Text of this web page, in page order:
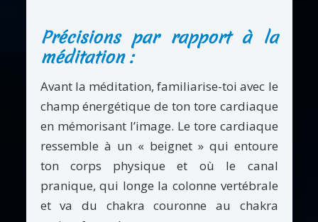
Précisions par rapport à la
méditation :
Avant la méditation, familiarise-toi avec le
champ énergétique de ton tore cardiaque
en mémorisant l’image. Le tore cardiaque
ressemble à un « beignet » qui entoure
ton corps physique et où le canal
pranique, qui longe la colonne vertébrale
et va du chakra couronne au chakra